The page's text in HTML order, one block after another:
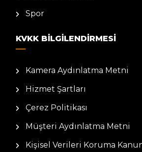
Spor
KVKK BILGILENDIRMESI
Kamera Aydınlatma Metni
Hizmet Şartları
Çerez Politikası
Müşteri Aydınlatma Metni
Kişisel Verileri Koruma